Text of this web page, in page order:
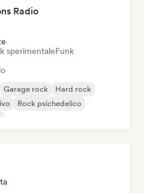
Radio
sperimentaleFunk
Garage rock
Hard rock
Rock psichedelico